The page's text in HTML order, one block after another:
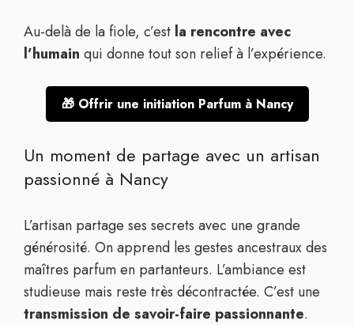
Au-delà de la fiole, c’est la rencontre avec
l’humain qui donne tout son relief à l’expérience.
🎁 Offrir une initiation Parfum à Nancy
Un moment de partage avec un artisan
passionné à Nancy
L’artisan partage ses secrets avec une grande
générosité. On apprend les gestes ancestraux des
maîtres parfum en partanteurs. L’ambiance est
studieuse mais reste très décontractée. C’est une
transmission de savoir-faire passionnante.